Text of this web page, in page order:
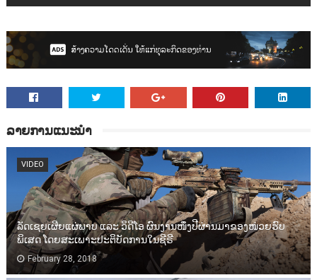
ລາຍການແນະນຳ
VIDEO
ລັດເຊຍເຜີຍແຜ່ພາບ ແລະ ວິດີໂອ ຜົນງານໜຶ່ງປີຜ່ານມາຂອງໜ່ວຍຮົບ
ພິເສດ ໂດຍສະເພາະປະຕິບັດການໃນຊີຣີ
February 28, 2018